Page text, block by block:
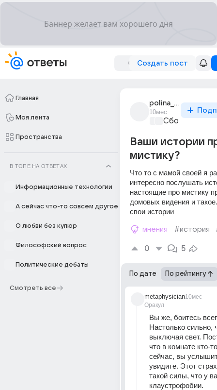
Создать пост
Главная
Моя лента
Пространства
В ТОПЕ НА ОТВЕТАХ
Информационные технологии
А сейчас что-то совсем другое
О любви без купюр
Философский вопрос
Политические дебаты
Смотреть все
polina_tiagunova_9
10мес
Сборная
Ваши истории
мистику?
Что то с мамой своей я
интересно послушать
настоящие про мистику
домовых видения и
свои истории
мнения #история
0 5
По дате По рейтингу
metaphysician
Оракул
10мес
Вы же, боитесь
Настолько сильно,
выключая свет.
что в комнате кто-
сейчас, вы
увидите. Этот
такой силы, что у
клаустрофобии.